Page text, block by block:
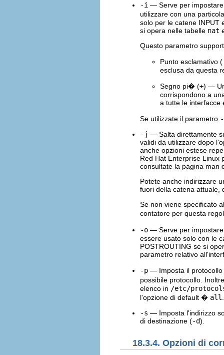
-i — Serve per
utilizzare con una
solo per le catene INPUT
si opera nelle tabelle nat
Questo parametro
Punto esclamativo (
esclusa da questa
Segno pi� (+) —
corrispondono a
a tutte le interfacce
Se utilizzate il parametro
-j — Salta direttamente
validi da utilizzare dopo
anche opzioni estese
Red Hat Enterprise Linux
consultate la pagina man
Potete anche indirizzare
fuori della catena attuale,
Se non viene specificato
contatore per questa
-o — Serve per
essere usato solo con le
POSTROUTING se si
parametro relativo
-p — Imposta il
possibile protocollo.
elenco in /etc/
l'opzione di default � all
-s — Imposta l'indirizzo
di destinazione (-d).
18.3.4. Opzioni di